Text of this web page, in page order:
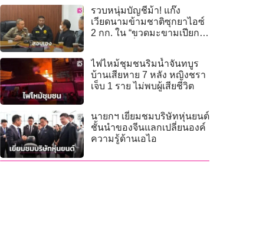
รวบหนุ่มบัญชีม้า! แก๊ง
เวียดนามข้ามชาติซุกยาไอซ์
2 กก. ใน “ขวดมะขามเปียก”
ไฟไหม้ชุมชนริมน้ำจันทบูร
บ้านเสียหาย 7 หลัง หญิงชรา
เจ็บ 1 ราย ไม่พบผู้เสียชีวิต
นายกฯ เยี่ยมชมบริษัทหุ่นยนต์
ชั้นนำของจีนแลกเปลี่ยนองค์
ความรู้ด้านเอไอ